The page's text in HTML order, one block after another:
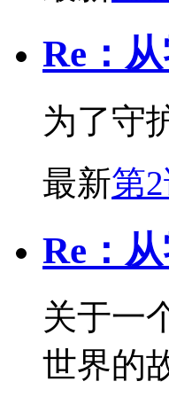
Re：
为了守
最新第
Re：
关于一
世界的